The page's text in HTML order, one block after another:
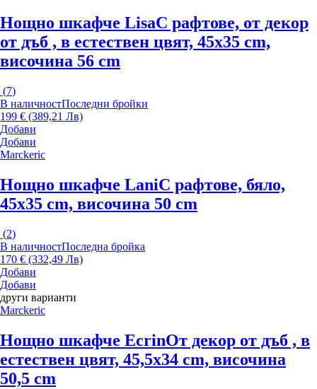
Нощно шкафче LisaС рафтове, от декор
от дъб , в естествен цвят, 45x35 cm,
височина 56 cm
(7)
В наличностПоследни бройки
199 € (389,21 Лв)
Добави
Добави
Marckeric
Нощно шкафче LaniС рафтове, бяло,
45x35 cm, височина 50 cm
(2)
В наличностПоследна бройка
170 € (332,49 Лв)
Добави
Добави
други варианти
Marckeric
Нощно шкафче EcrinОт декор от дъб , в
естествен цвят, 45,5x34 cm, височина
50,5 cm